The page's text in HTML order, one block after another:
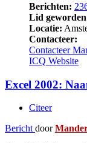
Berichten:
Lid
Locatie:
Contacteer:
Contacteer
ICQ Website
Excel 2002:
Citeer
Bericht door